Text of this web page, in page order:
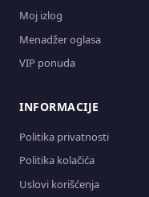
Moj izlog
Menadžer oglasa
VIP ponuda
INFORMACIJE
Politika privatnosti
Politika kolačića
Uslovi korišćenja